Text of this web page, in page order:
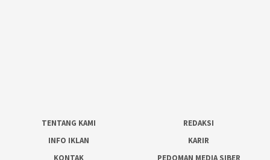
TENTANG KAMI
REDAKSI
INFO IKLAN
KARIR